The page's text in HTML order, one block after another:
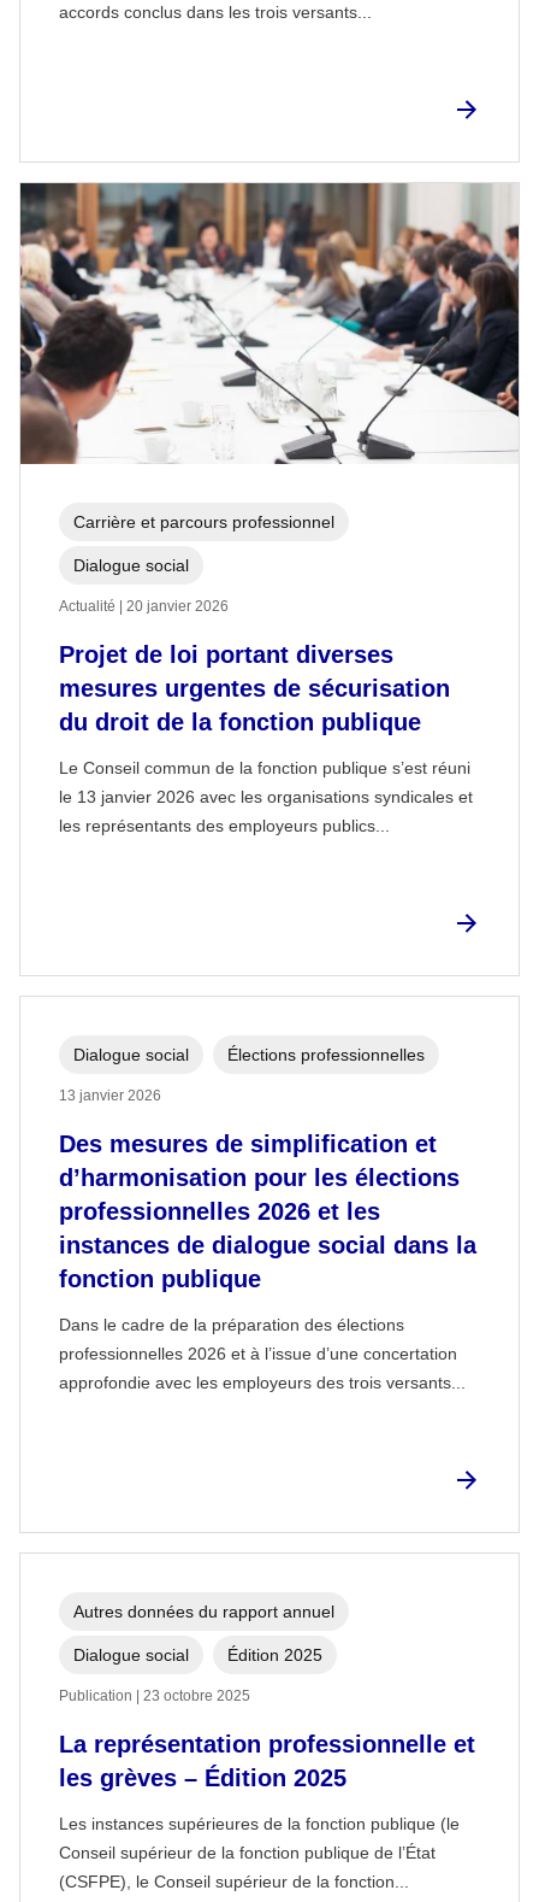
accords conclus dans les trois versants...
Projet de loi portant diverses
mesures urgentes de sécurisation
du droit de la fonction publique
Le Conseil commun de la fonction publique s’est réuni
le 13 janvier 2026 avec les organisations syndicales et
les représentants des employeurs publics...
Carrière et parcours professionnel
Dialogue social
Actualité | 20 janvier 2026
Des mesures de simplification et
d’harmonisation pour les élections
professionnelles 2026 et les
instances de dialogue social dans la
fonction publique
Dans le cadre de la préparation des élections
professionnelles 2026 et à l’issue d’une concertation
approfondie avec les employeurs des trois versants...
Dialogue social Élections professionnelles
13 janvier 2026
La représentation professionnelle et
les grèves – Édition 2025
Les instances supérieures de la fonction publique (le
Conseil supérieur de la fonction publique de l’État
(CSFPE), le Conseil supérieur de la fonction...
Autres données du rapport annuel
Dialogue social Édition 2025
Publication | 23 octobre 2025